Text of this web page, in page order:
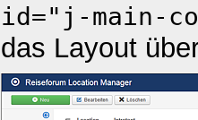
id="j-main-
das Layout